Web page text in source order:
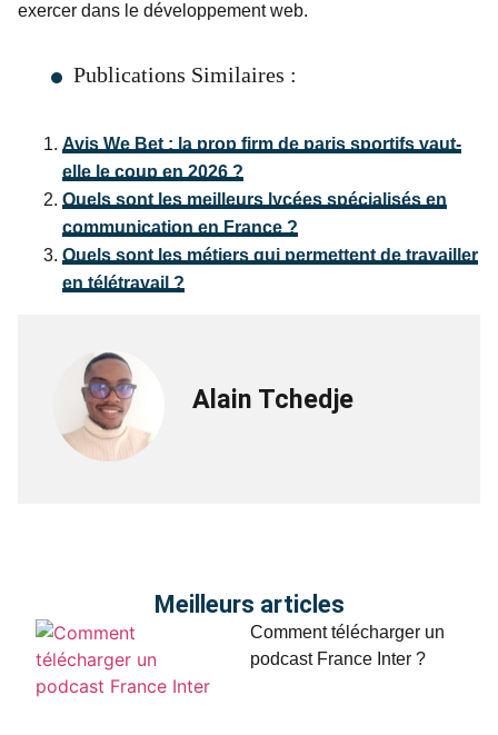
exercer dans le développement web.
Publications Similaires :
Avis We Bet : la prop firm de paris sportifs vaut-
elle le coup en 2026 ?
Quels sont les meilleurs lycées spécialisés en
communication en France ?
Quels sont les métiers qui permettent de travailler
en télétravail ?
Alain Tchedje
Meilleurs articles
Comment télécharger un
podcast France Inter ?